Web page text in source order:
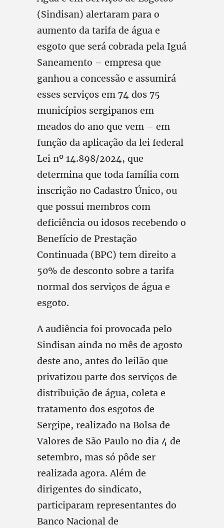
(Sindisan) alertaram para o
aumento da tarifa de água e
esgoto que será cobrada pela Iguá
Saneamento – empresa que
ganhou a concessão e assumirá
esses serviços em 74 dos 75
municípios sergipanos em
meados do ano que vem – em
função da aplicação da lei federal
Lei nº 14.898/2024, que
determina que toda família com
inscrição no Cadastro Único, ou
que possui membros com
deficiência ou idosos recebendo o
Benefício de Prestação
Continuada (BPC) tem direito a
50% de desconto sobre a tarifa
normal dos serviços de água e
esgoto.
A audiência foi provocada pelo
Sindisan ainda no mês de agosto
deste ano, antes do leilão que
privatizou parte dos serviços de
distribuição de água, coleta e
tratamento dos esgotos de
Sergipe, realizado na Bolsa de
Valores de São Paulo no dia 4 de
setembro, mas só pôde ser
realizada agora. Além de
dirigentes do sindicato,
participaram representantes do
Banco Nacional de